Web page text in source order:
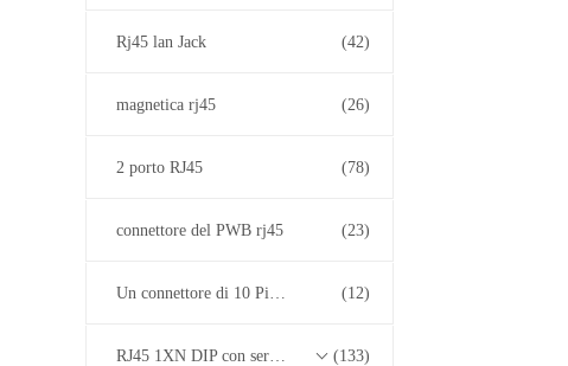
Rj45 lan Jack (42)
magnetica rj45 (26)
2 porto RJ45 (78)
connettore del PWB rj45 (23)
Un connettore di 10 Pin RJ45 (12)
RJ45 1XN DIP con serie di trasformatori base-T 10/100/1000M (133)